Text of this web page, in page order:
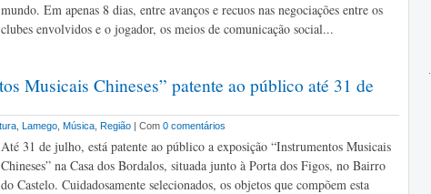
mundo. Em apenas 8 dias, entre avanços e recuos nas negociações entre os
clubes envolvidos e o jogador, os meios de comunicação social...
Musicais Chineses” patente ao público até 31 de
Lamego Música Região | Com 0 comentários
Até 31 de julho, está patente ao público a exposição “Instrumentos Musicais
Chineses” na Casa dos Bordalos, situada junto à Porta dos Figos, no Bairro
do Castelo. Cuidadosamente selecionados, os objetos que compõem esta